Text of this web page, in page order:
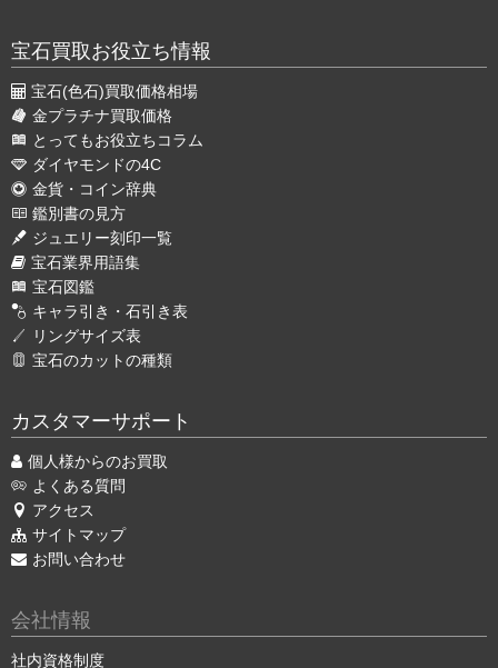
宝石買取お役立ち情報
宝石(色石)買取価格相場
金プラチナ買取価格
とってもお役立ちコラム
ダイヤモンドの4C
金貨・コイン辞典
鑑別書の見方
ジュエリー刻印一覧
宝石業界用語集
宝石図鑑
キャラ引き・石引き表
リングサイズ表
宝石のカットの種類
カスタマーサポート
個人様からのお買取
よくある質問
アクセス
サイトマップ
お問い合わせ
会社情報
社内資格制度